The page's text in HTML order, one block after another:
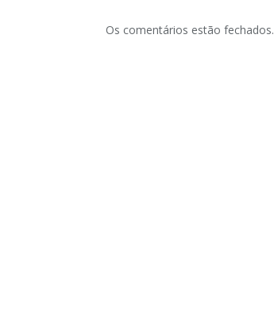
Os comentários estão fechados.